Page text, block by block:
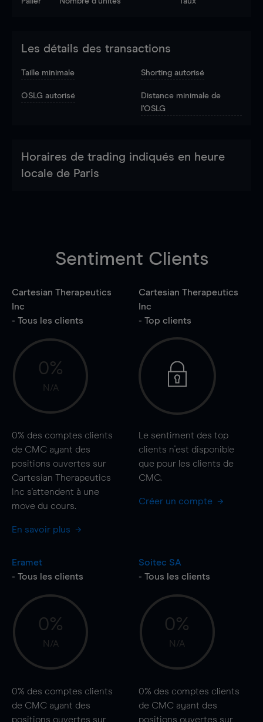
Les détails des transactions
Taille minimale Shorting autorisé
OSLG autorisé
Distance minimale de
l'OSLG
Horaires de trading indiqués en heure
locale de Paris
Sentiment Clients
Cartesian Therapeutics
Inc
- Tous les clients
0%
N/A
0% des comptes clients
de CMC ayant des
positions ouvertes sur
Cartesian Therapeutics
Inc s'attendent à une
move du cours.
En savoir plus
Cartesian Therapeutics
Inc
- Top clients
Le sentiment des top
clients n'est disponible
que pour les clients de
CMC.
Créer un compte
Eramet
- Tous les clients
0%
N/A
0% des comptes clients
de CMC ayant des
positions ouvertes sur
Soitec SA
- Tous les clients
0%
N/A
0% des comptes clients
de CMC ayant des
positions ouvertes sur